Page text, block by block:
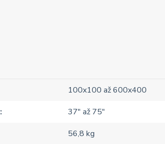
100x100 až 600x400
37" až 75"
56,8 kg